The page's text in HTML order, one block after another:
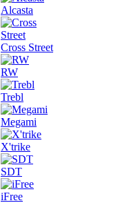
Alcasta
Cross Street
RW
Trebl
Megami
X'trike
SDT
iFree